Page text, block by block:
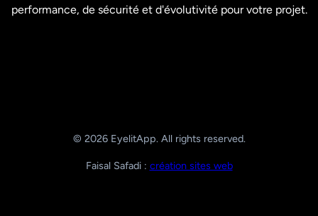
performance, de sécurité et d'évolutivité pour votre projet.
© 2026 EyelitApp. All rights reserved.
Faisal Safadi : création sites web